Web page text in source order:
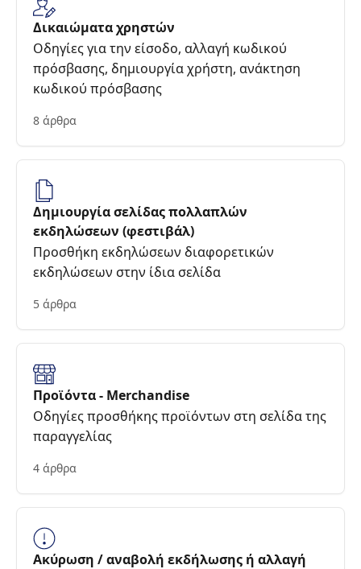
Δικαιώματα χρηστών
Οδηγίες για την είσοδο, αλλαγή κωδικού
πρόσβασης, δημιουργία χρήστη, ανάκτηση
κωδικού πρόσβασης
8 άρθρα
Δημιουργία σελίδας πολλαπλών
εκδηλώσεων (φεστιβάλ)
Προσθήκη εκδηλώσεων διαφορετικών
εκδηλώσεων στην ίδια σελίδα
5 άρθρα
Προϊόντα - Merchandise
Οδηγίες προσθήκης προϊόντων στη σελίδα της
παραγγελίας
4 άρθρα
Ακύρωση / αναβολή εκδήλωσης ή αλλαγή